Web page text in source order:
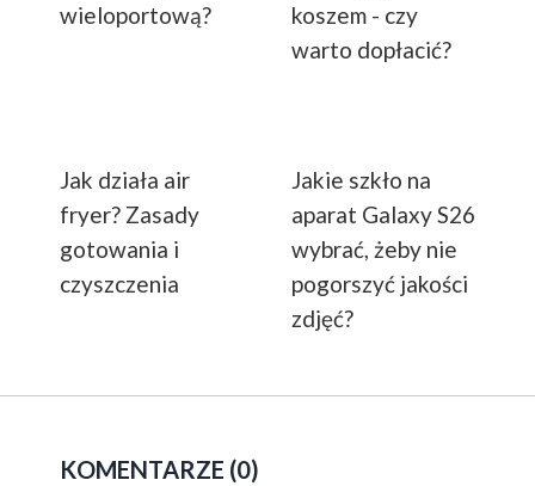
wieloportową?
koszem - czy
warto dopłacić?
Jak działa air
fryer? Zasady
gotowania i
czyszczenia
Jakie szkło na
aparat Galaxy S26
wybrać, żeby nie
pogorszyć jakości
zdjęć?
KOMENTARZE (0)